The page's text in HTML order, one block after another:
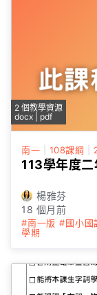
2 個教學資源
docx | pdf
南一 108課綱
113學年度
楊雅芬
18 個月前
#南一版#國小國
學期